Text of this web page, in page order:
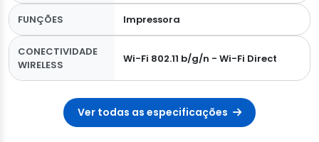
FUNÇÕES Impressora
CONECTIVIDADE
WIRELESS
Wi-Fi 802.11 b/g/n - Wi-Fi Direct
Ver todas as especificações